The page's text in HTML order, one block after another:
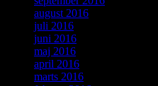
august 2016
juli 2016
juni 2016
maj 2016
april 2016
marts 2016